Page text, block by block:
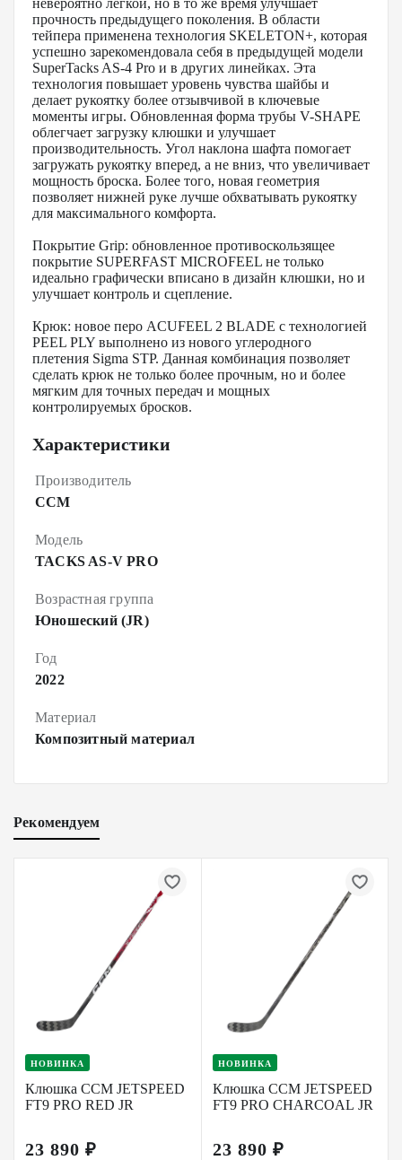
невероятно легкой, но в то же время улучшает
прочность предыдущего поколения. В области
тейпера применена технология SKELETON+, которая
успешно зарекомендовала себя в предыдущей модели
SuperTacks AS-4 Pro и в других линейках. Эта
технология повышает уровень чувства шайбы и
делает рукоятку более отзывчивой в ключевые
моменты игры. Обновленная форма трубы V-SHAPE
облегчает загрузку клюшки и улучшает
производительность. Угол наклона шафта помогает
загружать рукоятку вперед, а не вниз, что увеличивает
мощность броска. Более того, новая геометрия
позволяет нижней руке лучше обхватывать рукоятку
для максимального комфорта.
Покрытие Grip: обновленное противоскользящее
покрытие SUPERFAST MICROFEEL не только
идеально графически вписано в дизайн клюшки, но и
улучшает контроль и сцепление.
Крюк: новое перо ACUFEEL 2 BLADE с технологией
PEEL PLY выполнено из нового углеродного
плетения Sigma STP. Данная комбинация позволяет
сделать крюк не только более прочным, но и более
мягким для точных передач и мощных
контролируемых бросков.
Характеристики
Производитель
CCM
Модель
TACKS AS-V PRO
Возрастная группа
Юношеский (JR)
Год
2022
Материал
Композитный материал
Рекомендуем
НОВИНКА
Клюшка CCM JETSPEED
FT9 PRO RED JR
23 890 ₽
НОВИНКА
Клюшка CCM JETSPEED
FT9 PRO CHARCOAL JR
23 890 ₽